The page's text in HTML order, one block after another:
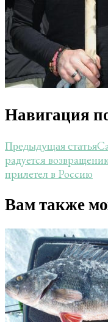
Навигация
Предыдущая статья
радуется
прилетел в Россию
Вам также